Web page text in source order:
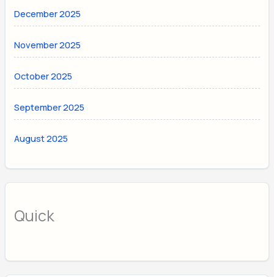
December 2025
November 2025
October 2025
September 2025
August 2025
Quick